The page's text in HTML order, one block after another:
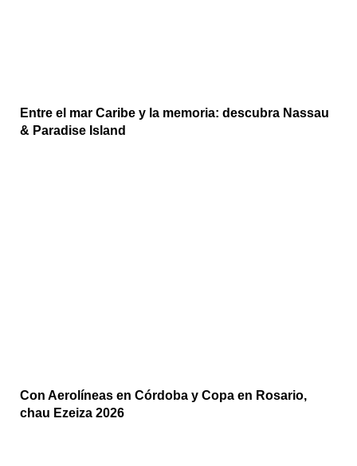
Entre el mar Caribe y la memoria: descubra Nassau
& Paradise Island
Con Aerolíneas en Córdoba y Copa en Rosario,
chau Ezeiza 2026